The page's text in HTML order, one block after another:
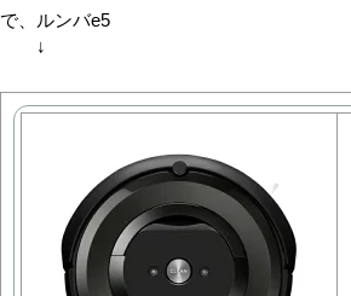
で、ルンバe5
↓